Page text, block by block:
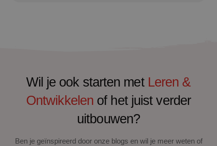
Wil je ook starten met Leren &
Ontwikkelen of het juist verder
uitbouwen?
Ben je geïnspireerd door onze blogs en wil je meer weten of